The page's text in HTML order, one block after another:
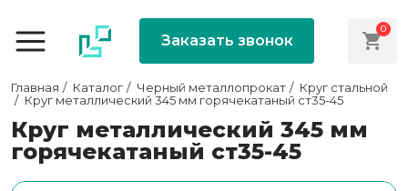
Заказать звонок
0
Главная Каталог Черный металлопрокат
Круг стальной
Круг металлический 345 мм горячекатаный ст35-45
Круг металлический 345 мм
горячекатаный ст35-45